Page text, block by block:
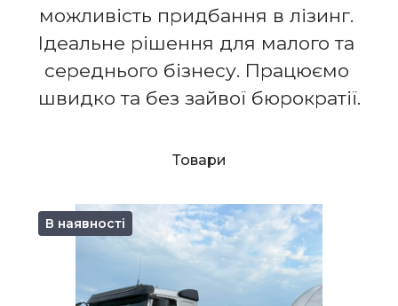
можливість придбання в лізинг.
Ідеальне рішення для малого та
середнього бізнесу. Працюємо
швидко та без зайвої бюрократії.
Товари
В наявності